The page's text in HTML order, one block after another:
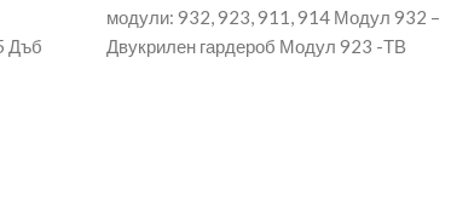
Дъб
модули: 932, 923, 911, 914 Модул 932 –
Двукрилен гардероб Модул 923 -ТВ